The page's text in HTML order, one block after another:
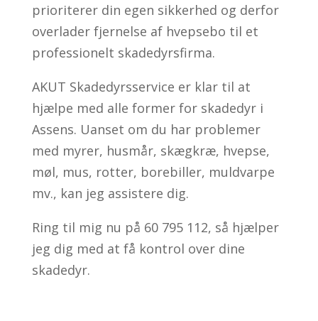
prioriterer din egen sikkerhed og derfor
overlader fjernelse af hvepsebo til et
professionelt skadedyrsfirma.
AKUT Skadedyrsservice er klar til at
hjælpe med alle former for skadedyr i
Assens. Uanset om du har problemer
med myrer, husmår, skægkræ, hvepse,
møl, mus, rotter, borebiller, muldvarpe
mv., kan jeg assistere dig.
Ring til mig nu på 60 795 112, så hjælper
jeg dig med at få kontrol over dine
skadedyr.